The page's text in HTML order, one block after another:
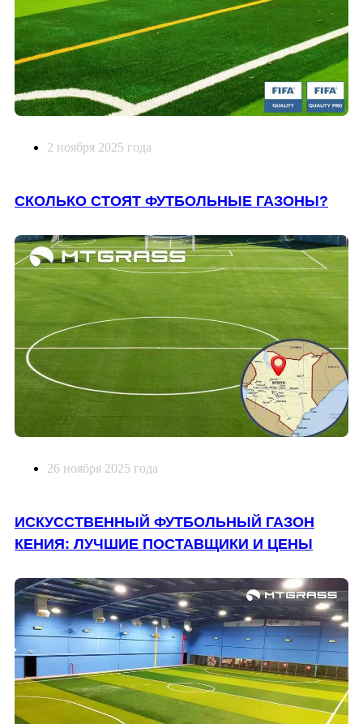
2 ноября 2025 года
СКОЛЬКО СТОЯТ ФУТБОЛЬНЫЕ ГАЗОНЫ?
26 ноября 2025 года
ИСКУССТВЕННЫЙ ФУТБОЛЬНЫЙ ГАЗОН
КЕНИЯ: ЛУЧШИЕ ПОСТАВЩИКИ И ЦЕНЫ